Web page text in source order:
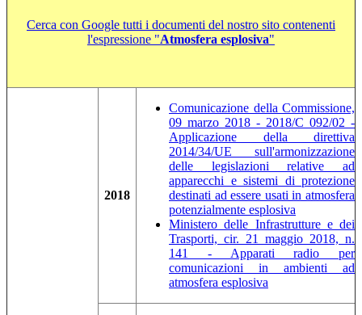
Cerca con Google tutti i documenti del nostro sito contenenti
l'espressione "Atmosfera esplosiva"
2018
Comunicazione della Commissione,
09 marzo 2018 - 2018/C 092/02 -
Applicazione della direttiva
2014/34/UE sull'armonizzazione
delle legislazioni relative ad
apparecchi e sistemi di protezione
destinati ad essere usati in atmosfera
potenzialmente esplosiva
Ministero delle Infrastrutture e dei
Trasporti, cir. 21 maggio 2018, n.
141 - Apparati radio per
comunicazioni in ambienti ad
atmosfera esplosiva